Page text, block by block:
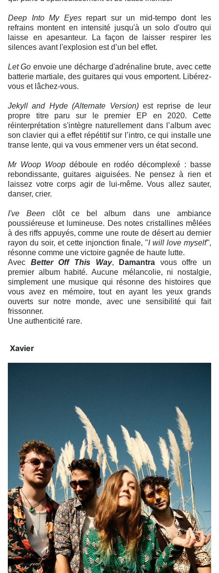
Deep Into My Eyesrepart sur un mid-tempo dont les
refrains montent en intensité jusqu'à un solo d'outro qui
laisse en apesanteur. La façon de laisser respirer les
silences avant l'explosion est d’un bel effet.
Let Go envoie une décharge d'adrénaline brute, avec cette
batterie martiale, des guitares qui vous emportent. Libérez-
vous et lâchez-vous.
Jekyll and Hyde (Alternate Version)est reprise de leur
propre titre paru sur le premier EP en 2020. Cette
réinterprétation s'intègre naturellement dans l’album avec
son clavier qui a effet répétitif sur l’intro, ce qui installe une
transe lente, qui va vous emmener vers un état second.
Mr Woop Woopdéboule en rodéo décomplexé : basse
rebondissante, guitares aiguisées. Ne pensez à rien et
laissez votre corps agir de lui-même. Vous allez sauter,
danser, crier.
I've Been clôt ce bel album dans une ambiance
poussiéreuse et lumineuse. Des notes cristallines mêlées
à des riffs appuyés, comme une route de désert au dernier
rayon du soir, et cette injonction finale, "I will love myself",
résonne comme une victoire gagnée de haute lutte.
Avec Better Off This Way, Damantra vous offre un
premier album habité. Aucune mélancolie, ni nostalgie,
simplement une musique qui résonne des histoires que
vous avez en mémoire, tout en ayant les yeux grands
ouverts sur notre monde, avec une sensibilité qui fait
frissonner.
Une authenticité rare.
Xavier